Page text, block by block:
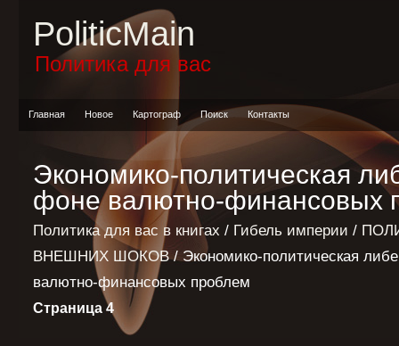
PoliticMain
Политика для вас
Главная Новое Картограф Поиск Контакты
Экономико-политическая
фоне валютно-финансовых
Политика для вас в книгах / Гибель империи /
ВНЕШНИХ ШОКОВ/ Экономико-политическая
валютно-финансовых проблем
Страница 4